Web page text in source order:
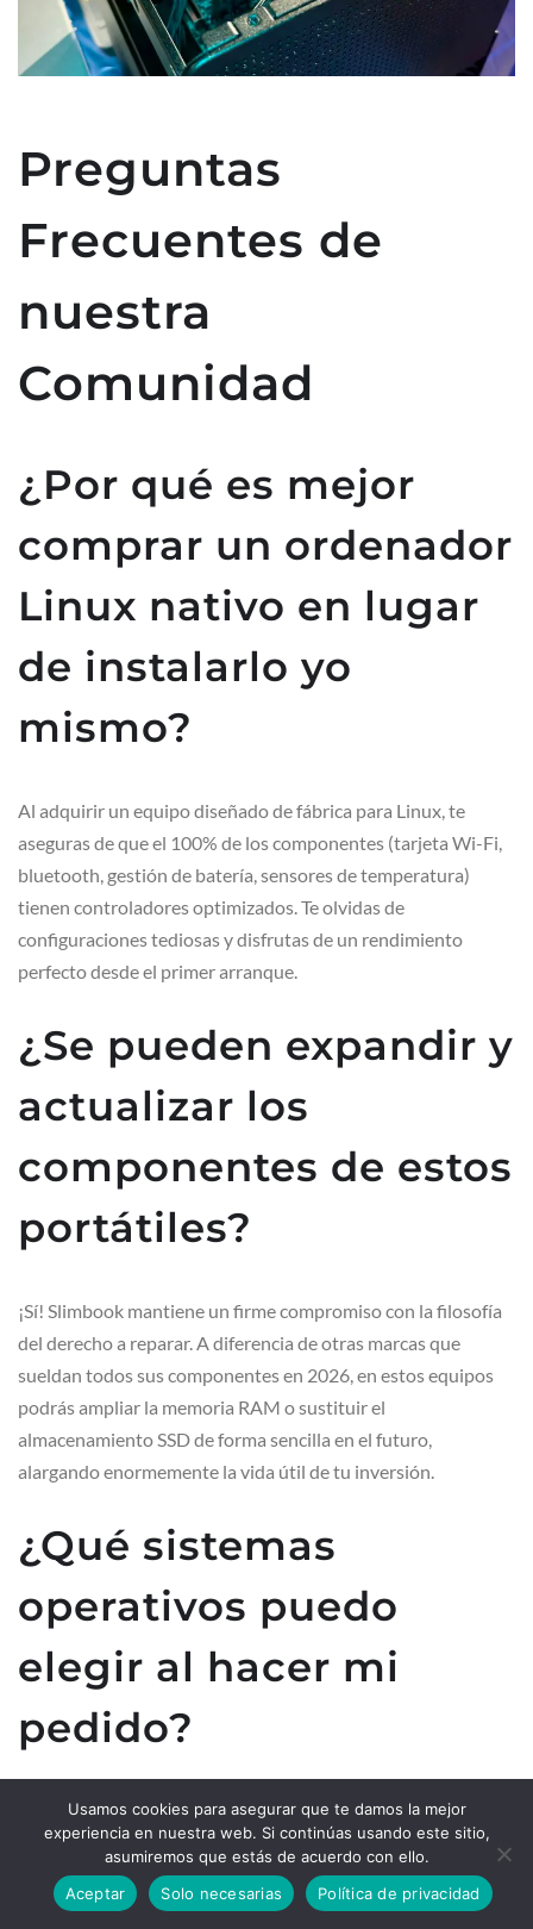
Preguntas
Frecuentes de
nuestra
Comunidad
¿Por qué es mejor
comprar un ordenador
Linux nativo en lugar
de instalarlo yo
mismo?
Al adquirir un equipo diseñado de fábrica para Linux, te
aseguras de que el 100% de los componentes (tarjeta Wi-Fi,
bluetooth, gestión de batería, sensores de temperatura)
tienen controladores optimizados. Te olvidas de
configuraciones tediosas y disfrutas de un rendimiento
perfecto desde el primer arranque.
¿Se pueden expandir y
actualizar los
componentes de estos
portátiles?
¡Sí! Slimbook mantiene un firme compromiso con la filosofía
del derecho a reparar. A diferencia de otras marcas que
sueldan todos sus componentes en 2026, en estos equipos
podrás ampliar la memoria RAM o sustituir el
almacenamiento SSD de forma sencilla en el futuro,
alargando enormemente la vida útil de tu inversión.
¿Qué sistemas
operativos puedo
elegir al hacer mi
pedido?
Puedes seleccionar una amplia variedad de distribuciones
populares preinstaladas como Ubuntu, Linux Mint, Fedora,
KDE Neon o Manjaro, entre otras. El equipo se testea
individualmente con el sistema operativo elegido para
Usamos cookies para asegurar que te damos la mejor
experiencia en nuestra web. Si continúas usando este sitio,
asumiremos que estás de acuerdo con ello.
Aceptar
Solo necesarias Política de privacidad